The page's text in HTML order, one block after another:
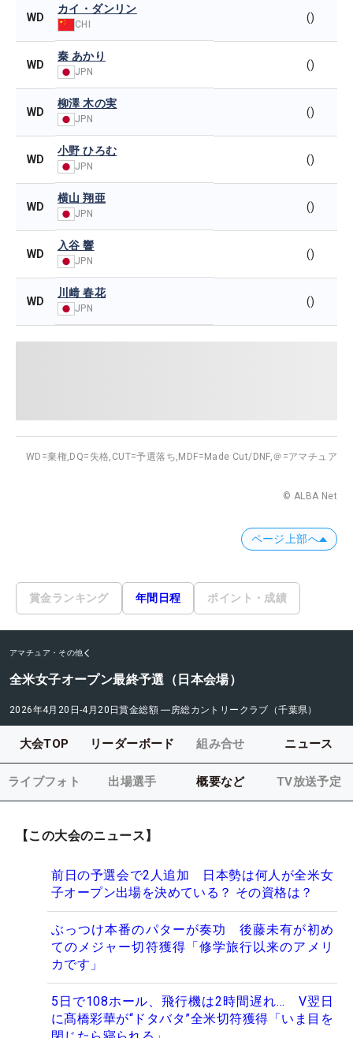
WD
カイ・ダンリン
CHI
()
WD
秦 あかり
JPN
()
WD
柳澤 木の実
JPN
()
WD
小野 ひろむ
JPN
()
WD
横山 翔亜
JPN
()
WD
入谷 響
JPN
()
WD
川﨑 春花
JPN
()
WD=棄権, DQ=失格, CUT=予選落ち, MDF=Made Cut/DNF,＠=アマチュア
© ALBA Net
ページ上部へ
賞金ランキング 年間日程 ポイント・成績
アマチュア・その他
全米女子オープン最終予選（日本会場）
2026年4月20日-4月20日賞金総額 ― 房総カントリークラブ（千葉県）
大会TOP リーダーボード 組み合せ ニュース
ライブフォト 出場選手 概要など TV放送予定
【この大会のニュース】
前日の予選会で2人追加 日本勢は何人が全米女
子オープン出場を決めている？ その資格は？
ぶっつけ本番のパターが奏功 後藤未有が初め
てのメジャー切符獲得「修学旅行以来のアメリ
カです」
5日で108ホール、飛行機は2時間遅れ… V翌日
に髙橋彩華が“ドタバタ”全米切符獲得「いま目を